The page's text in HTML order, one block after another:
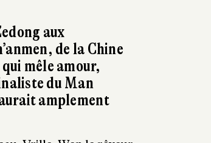
aux
de la Chine
mêle amour,
du Man
amplement